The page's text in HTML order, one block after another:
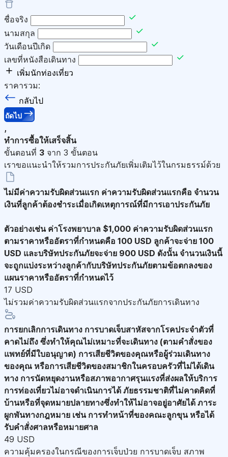
ชื่อจริง
นามสกุล
วันเดือนปีเกิด
เลขที่หนังสือเดินทาง
เพิ่มนักท่องเที่ยว
ราคารวม:
กลับไป
ถัดไป
,
ทำการซื้อให้เสร็จสิ้น
ขั้นตอนที่ 3 จาก 3 ขั้นตอน
เราขอแนะนำให้รวมการประกันภัยเพิ่มเติมไว้ในกรมธรรม์ด้วย
ไม่มีค่าความรับผิดส่วนแรก ค่าความรับผิดส่วนแรกคือ จำนวน
เงินที่ลูกค้าต้องชำระเมื่อเกิดเหตุการณ์ที่มีการเอาประกันภัย
ตัวอย่างเช่น ค่าโรงพยาบาล $1,000 ค่าความรับผิดส่วนแรก
ตามราคาหรืออัตราที่กำหนดคือ 100 USD ลูกค้าจะจ่าย 100
USD และบริษัทประกันภัยจะจ่าย 900 USD ดังนั้น จำนวนเงินนี้
จะถูกแบ่งระหว่างลูกค้ากับบริษัทประกันภัยตามข้อตกลงของ
แผนราคาหรืออัตราที่กำหนดไว้
17 USD
ไม่รวมค่าความรับผิดส่วนแรกจากประกันภัยการเดินทาง
การยกเลิกการเดินทาง การบาดเจ็บสาหัสจากโรคประจำตัวที่
คาดไม่ถึง ซึ่งทำให้คุณไม่เหมาะที่จะเดินทาง (ตามคำสั่งของ
แพทย์ที่มีใบอนุญาต) การเสียชีวิตของคุณหรือผู้ร่วมเดินทาง
ของคุณ หรือการเสียชีวิตของสมาชิกในครอบครัวที่ไม่ได้เดิน
ทาง การนัดหยุดงานหรือสภาพอากาศรุนแรงที่ส่งผลให้บริการ
การท่องเที่ยวไม่อาจดำเนินการได้ ภัยธรรมชาติที่ไม่คาดคิดที่
บ้านหรือที่จุดหมายปลายทางซึ่งทำให้ไม่อาจอยู่อาศัยได้ ภาระ
ผูกพันทางกฎหมาย เช่น การทำหน้าที่ของคณะลูกขุน หรือได้
รับคำสั่งศาลหรือหมายศาล
49 USD
ความคุ้มครองในกรณีของการเจ็บป่วย การบาดเจ็บ สภาพ